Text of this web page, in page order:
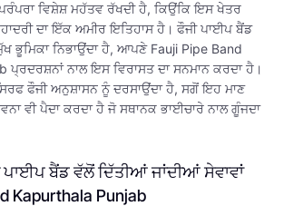
ਵਿਸ਼ੇਸ਼ ਮਹੱਤਵ ਰੱਖਦੀ ਹੈ, ਕਿਉਂਕਿ ਇਸ ਖੇਤਰ
ਦਾ ਇੱਕ ਅਮੀਰ ਇਤਿਹਾਸ ਹੈ। ਫੌਜੀ ਪਾਈਪ ਬੈਂਡ
ਭੂਮਿਕਾ ਨਿਭਾਉਂਦਾ ਹੈ, ਆਪਣੇ Fauji Pipe Band
ਪ੍ਰਦਰਸ਼ਨਾਂ ਨਾਲ ਇਸ ਵਿਰਾਸਤ ਦਾ ਸਨਮਾਨ ਕਰਦਾ ਹੈ।
ਫੌਜੀ ਅਨੁਸ਼ਾਸਨ ਨੂੰ ਦਰਸਾਉਂਦਾ ਹੈ, ਸਗੋਂ ਇਹ ਮਾਣ
ਵੀ ਪੈਦਾ ਕਰਦਾ ਹੈ ਜੋ ਸਥਾਨਕ ਭਾਈਚਾਰੇ ਨਾਲ ਗੂੰਜਦਾ
ਪਾਈਪ ਬੈਂਡ ਵੱਲੋਂ ਦਿੱਤੀਆਂ ਜਾਂਦੀਆਂ ਸੇਵਾਵਾਂ
Kapurthala Punjab